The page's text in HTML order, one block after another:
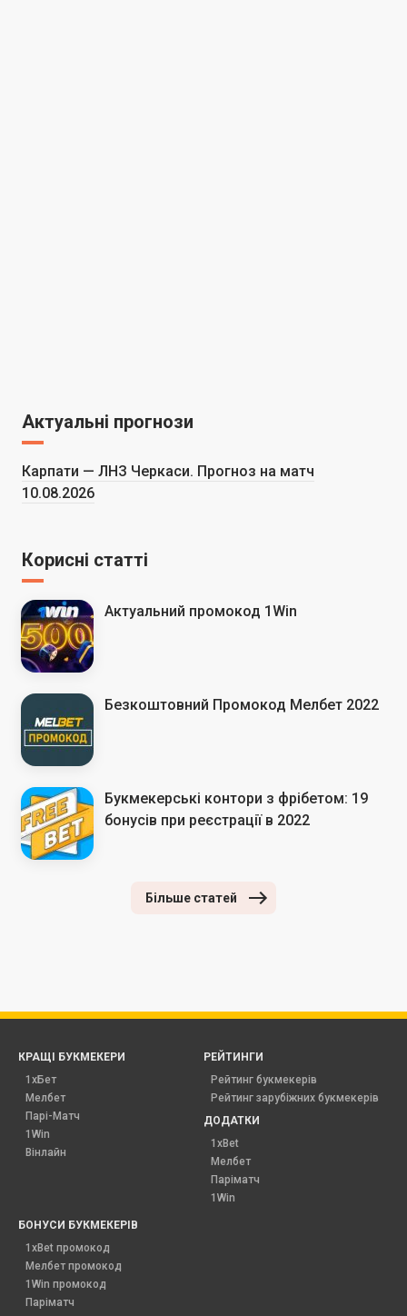
Актуальні прогнози
Карпати — ЛНЗ Черкаси. Прогноз на матч
10.08.2026
Корисні статті
Актуальний промокод 1Win
Безкоштовний Промокод Мелбет 2022
Букмекерські контори з фрібетом: 19
бонусів при реєстрації в 2022
Більше статей
КРАЩІ БУКМЕКЕРИ
1хБет
Мелбет
Парі-Матч
1Win
Вінлайн
РЕЙТИНГИ
Рейтинг букмекерів
Рейтинг зарубіжних букмекерів
ДОДАТКИ
1xBet
Мелбет
Паріматч
1Win
БОНУСИ БУКМЕКЕРІВ
1xBet промокод
Мелбет промокод
1Win промокод
Паріматч